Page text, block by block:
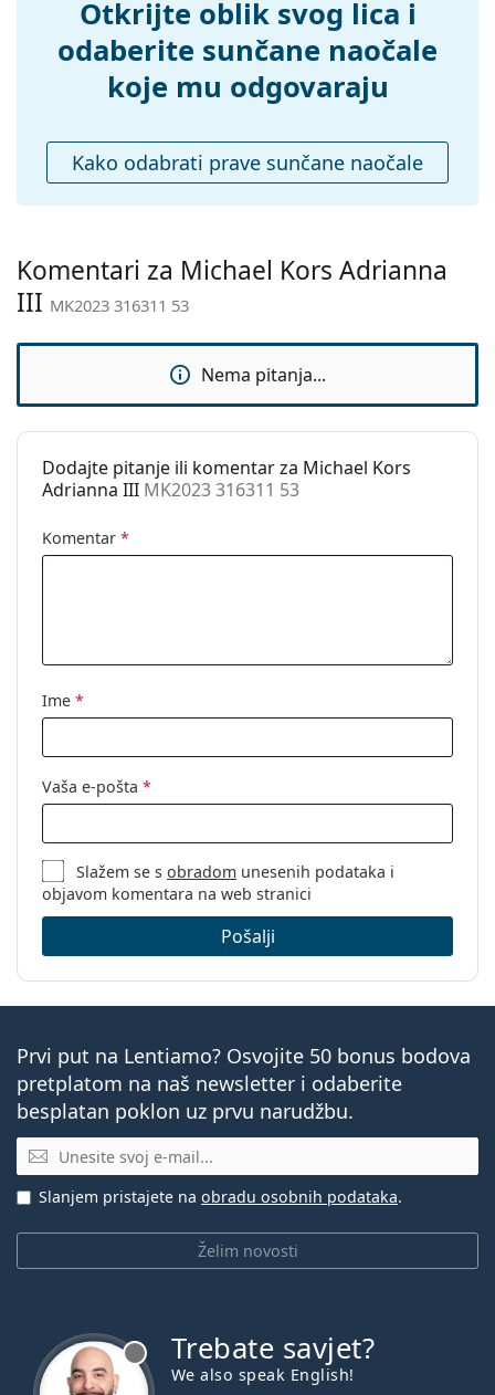
Kutijica:
Da
Da
Ostalo
Spol:
Ženske
Kategorija:
Sunčane naočale
Upotreba:
Moda
Otkrijte oblik svog lica i
odaberite sunčane naočale
koje mu odgovaraju
Kako odabrati prave sunčane naočale
Komentari za Michael Kors Adrianna
III MK2023 316311 53
Nema pitanja...
Dodajte pitanje ili komentar za Michael Kors
Adrianna III MK2023 316311 53
Komentar *
Ime *
Vaša e-pošta *
Slažem se sobradom unesenih podataka i
objavom komentara na web stranici
Pošalji
Prvi put na Lentiamo? Osvojite 50 bonus bodova
pretplatom na naš newsletter i odaberite
besplatan poklon uz prvu narudžbu.
E-mail
Želim novosti
Slanjem pristajete na obradu osobnih podataka.
Trebate savjet?
We also speak English!